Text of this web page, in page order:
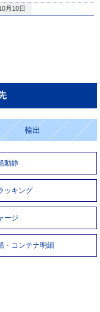
月10日
輸出
動静
ッキング
ージ
・コンテナ明細